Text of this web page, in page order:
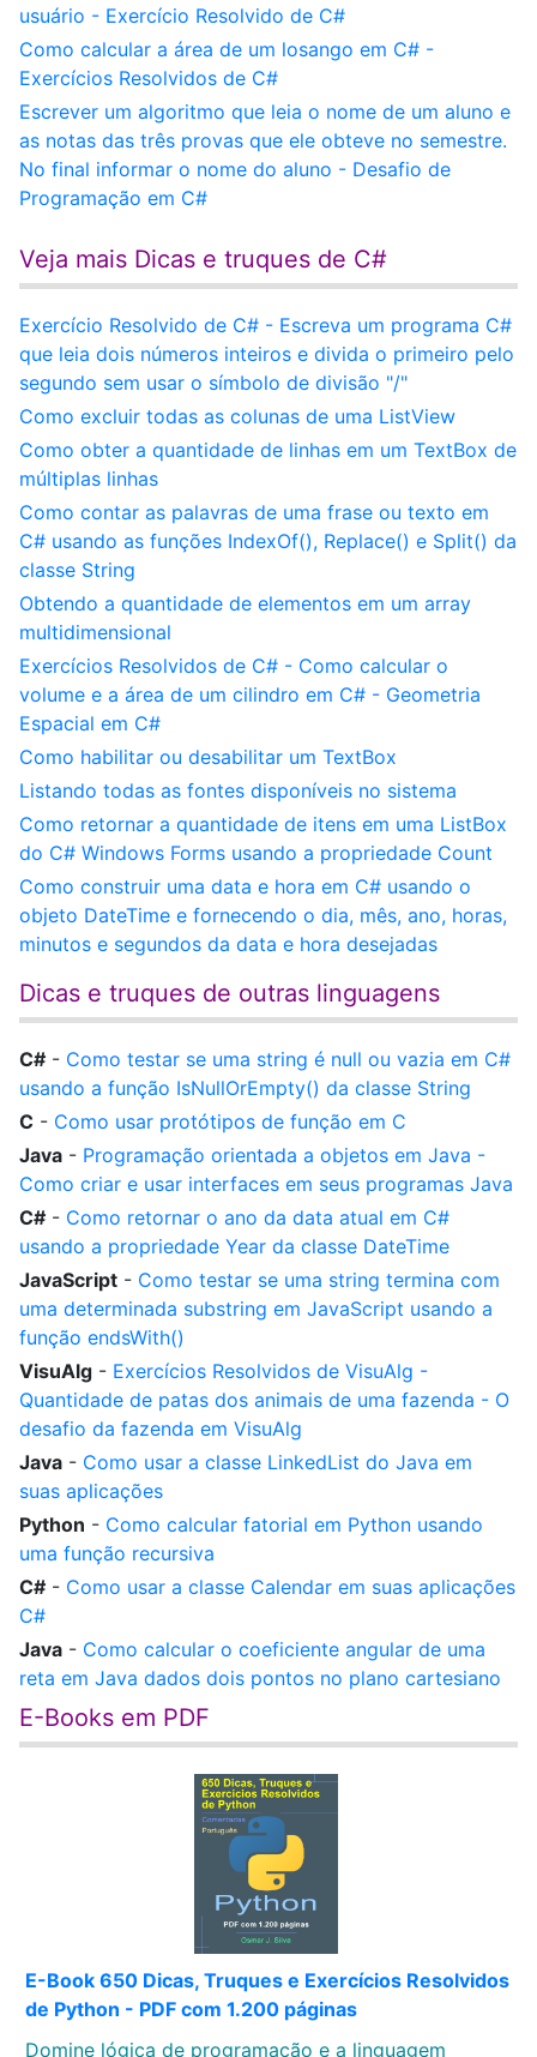
usuário - Exercício Resolvido de C#
Como calcular a área de um losango em C# -
Exercícios Resolvidos de C#
Escrever um algoritmo que leia o nome de um aluno e
as notas das três provas que ele obteve no semestre.
No final informar o nome do aluno - Desafio de
Programação em C#
Veja mais Dicas e truques de C#
Exercício Resolvido de C# - Escreva um programa C#
que leia dois números inteiros e divida o primeiro pelo
segundo sem usar o símbolo de divisão "/"
Como excluir todas as colunas de uma ListView
Como obter a quantidade de linhas em um TextBox de
múltiplas linhas
Como contar as palavras de uma frase ou texto em
C# usando as funções IndexOf(), Replace() e Split() da
classe String
Obtendo a quantidade de elementos em um array
multidimensional
Exercícios Resolvidos de C# - Como calcular o
volume e a área de um cilindro em C# - Geometria
Espacial em C#
Como habilitar ou desabilitar um TextBox
Listando todas as fontes disponíveis no sistema
Como retornar a quantidade de itens em uma ListBox
do C# Windows Forms usando a propriedade Count
Como construir uma data e hora em C# usando o
objeto DateTime e fornecendo o dia, mês, ano, horas,
minutos e segundos da data e hora desejadas
Dicas e truques de outras linguagens
C# - Como testar se uma string é null ou vazia em C#
usando a função IsNullOrEmpty() da classe String
C - Como usar protótipos de função em C
Java - Programação orientada a objetos em Java -
Como criar e usar interfaces em seus programas Java
C# - Como retornar o ano da data atual em C#
usando a propriedade Year da classe DateTime
JavaScript - Como testar se uma string termina com
uma determinada substring em JavaScript usando a
função endsWith()
VisuAlg - Exercícios Resolvidos de VisuAlg -
Quantidade de patas dos animais de uma fazenda - O
desafio da fazenda em VisuAlg
Java - Como usar a classe LinkedList do Java em
suas aplicações
Python - Como calcular fatorial em Python usando
uma função recursiva
C# - Como usar a classe Calendar em suas aplicações
C#
Java - Como calcular o coeficiente angular de uma
reta em Java dados dois pontos no plano cartesiano
E-Books em PDF
E-Book 650 Dicas, Truques e Exercícios Resolvidos
de Python - PDF com 1.200 páginas
Domine lógica de programação e a linguagem